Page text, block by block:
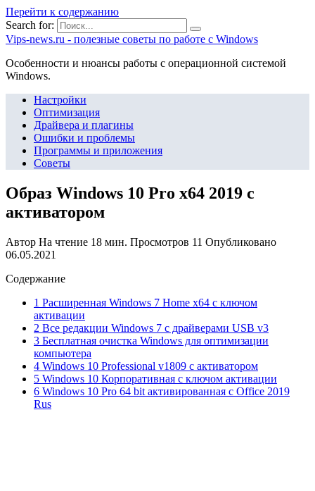
Перейти к содержанию
Search for:
Vips-news.ru - полезные советы по работе с Windows
Особенности и нюансы работы с операционной системой
Windows.
Настройки
Оптимизация
Драйвера и плагины
Ошибки и проблемы
Программы и приложения
Советы
Образ Windows 10 Pro x64 2019 с
активатором
Автор На чтение 18 мин. Просмотров 11 Опубликовано
06.05.2021
Содержание
1 Расширенная Windows 7 Home x64 с ключом
активации
2 Все редакции Windows 7 с драйверами USB v3
3 Бесплатная очистка Windows для оптимизации
компьютера
4 Windows 10 Professional v1809 с активатором
5 Windows 10 Корпоративная с ключом активации
6 Windows 10 Pro 64 bit активированная с Office 2019
Rus